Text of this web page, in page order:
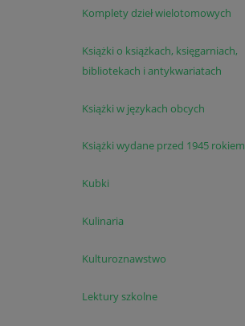
Komplety dzieł wielotomowych
Książki o książkach, księgarniach,
bibliotekach i antykwariatach
Książki w językach obcych
Książki wydane przed 1945 rokiem
Kubki
Kulinaria
Kulturoznawstwo
Lektury szkolne